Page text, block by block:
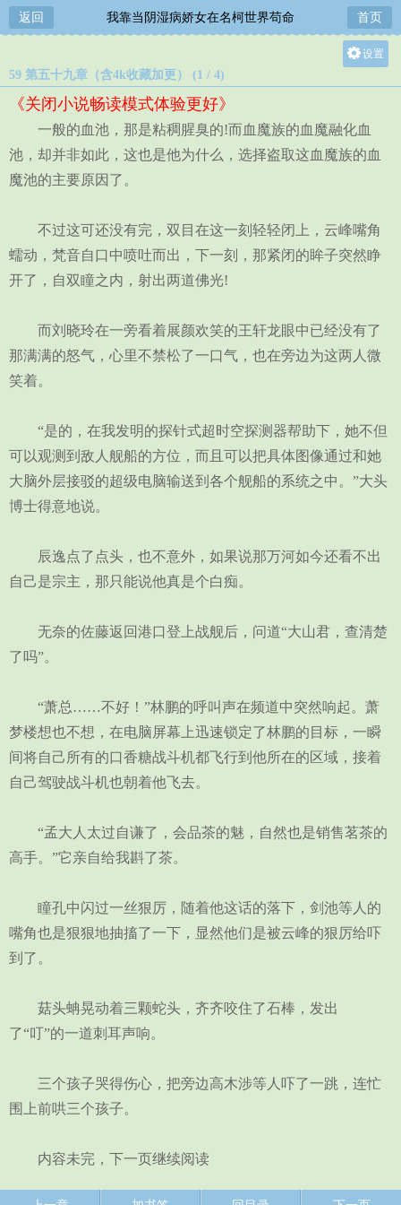
返回 我靠当阴湿病娇女在名柯世界苟命 首页
设置
中
小
59 第五十九章（含4k收藏加更） (1 / 4)
《关闭小说畅读模式体验更好》
一般的血池，那是粘稠腥臭的!而血魔族的血魔融化血
池，却并非如此，这也是他为什么，选择盗取这血魔族的血
魔池的主要原因了。
不过这可还没有完，双目在这一刻轻轻闭上，云峰嘴角
蠕动，梵音自口中喷吐而出，下一刻，那紧闭的眸子突然睁
开了，自双瞳之内，射出两道佛光!
而刘晓玲在一旁看着展颜欢笑的王轩龙眼中已经没有了
那满满的怒气，心里不禁松了一口气，也在旁边为这两人微
笑着。
“是的，在我发明的探针式超时空探测器帮助下，她不但
可以观测到敌人舰船的方位，而且可以把具体图像通过和她
大脑外层接驳的超级电脑输送到各个舰船的系统之中。”大头
博士得意地说。
辰逸点了点头，也不意外，如果说那万河如今还看不出
自己是宗主，那只能说他真是个白痴。
无奈的佐藤返回港口登上战舰后，问道“大山君，查清楚
了吗”。
“萧总……不好！”林鹏的呼叫声在频道中突然响起。萧
梦楼想也不想，在电脑屏幕上迅速锁定了林鹏的目标，一瞬
间将自己所有的口香糖战斗机都飞行到他所在的区域，接着
自己驾驶战斗机也朝着他飞去。
“孟大人太过自谦了，会品茶的魅，自然也是销售茗茶的
高手。”它亲自给我斟了茶。
瞳孔中闪过一丝狠厉，随着他这话的落下，剑池等人的
嘴角也是狠狠地抽搐了一下，显然他们是被云峰的狠厉给吓
到了。
菇头蚺晃动着三颗蛇头，齐齐咬住了石棒，发出
了“叮”的一道刺耳声响。
三个孩子哭得伤心，把旁边高木涉等人吓了一跳，连忙
围上前哄三个孩子。
内容未完，下一页继续阅读